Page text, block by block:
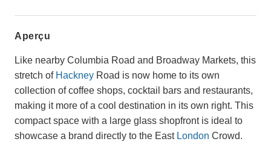
aperçu
Like nearby Columbia Road and Broadway Markets, this
stretch of Hackney Road is now home to its own
collection of coffee shops, cocktail bars and restaurants,
making it more of a cool destination in its own right. This
compact space with a large glass shopfront is ideal to
showcase a brand directly to the East London Crowd.